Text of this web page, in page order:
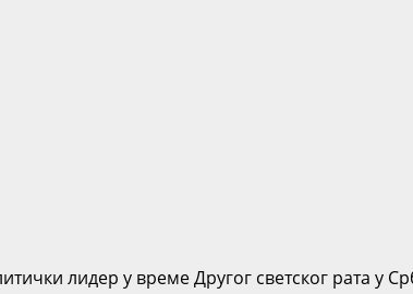
лидер у време Другог светског рата у